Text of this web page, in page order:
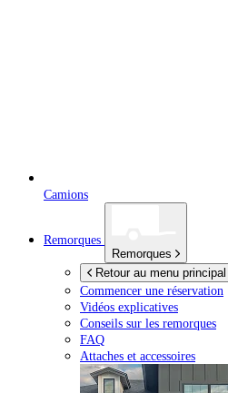
Camions
Remorques
Remorques
Retour au menu principal
Commencer une réservation
Vidéos explicatives
Conseils sur les remorques
FAQ
Attaches et accessoires